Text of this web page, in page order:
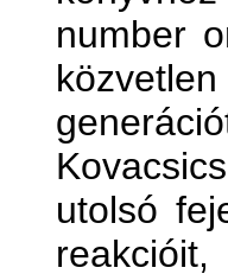
number
utolsó